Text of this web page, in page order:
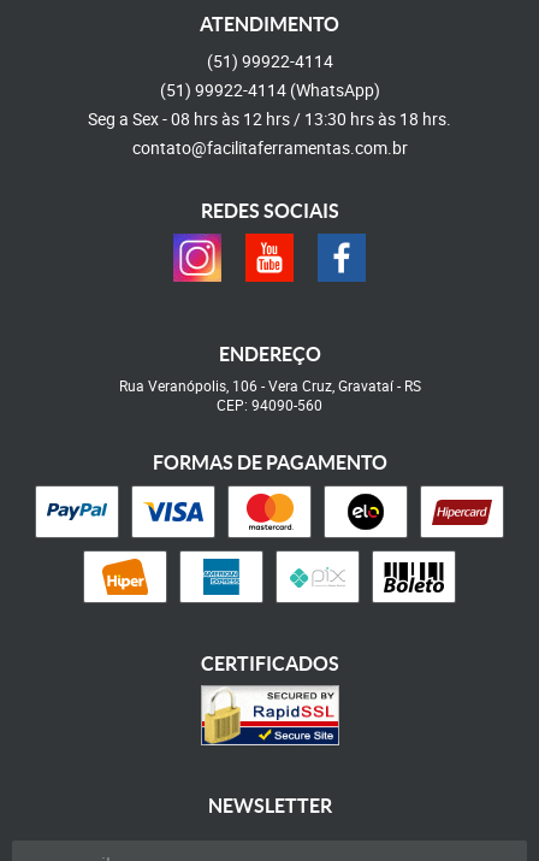
ATENDIMENTO
(51) 99922-4114
(51) 99922-4114 (WhatsApp)
Seg a Sex - 08 hrs às 12 hrs / 13:30 hrs às 18 hrs.
contato@facilitaferramentas.com.br
REDES SOCIAIS
ENDEREÇO
Rua Veranópolis, 106 -Vera Cruz, Gravataí- RS
CEP: 94090-560
FORMAS DE PAGAMENTO
CERTIFICADOS
NEWSLETTER